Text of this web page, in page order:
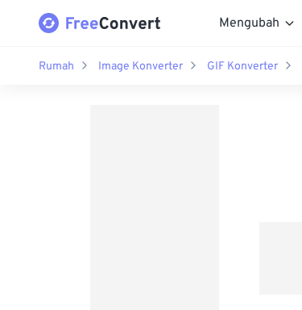
Mengubah
Rumah Image Konverter GIF Konverter